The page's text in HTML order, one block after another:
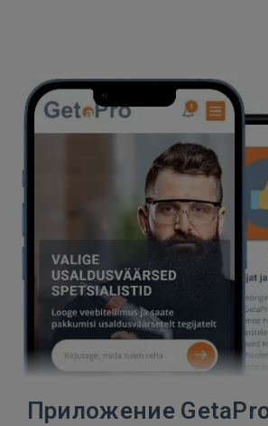
Приложение